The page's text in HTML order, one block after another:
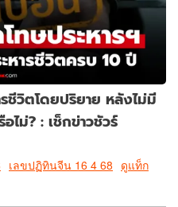
ชีวิตโดยปริยาย หลังไม่มี
ไม่? : เช็กข่าวชัวร์
เลขปฏิทินจีน 16 4 68 ดูแท็ก